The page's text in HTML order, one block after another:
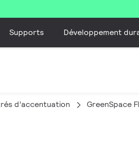
Supports Développement
d’accentuation GreenSpace